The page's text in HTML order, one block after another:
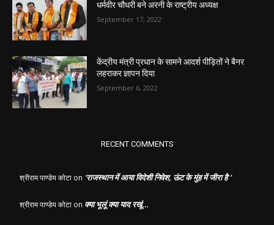
धर्मवीर चौधरी बने अरनी के राष्ट्रीय अध्यक्ष
September 17, 2022
केंद्रीय मंत्री प्रधान के सामने आदर्श पीड़ितों ने बैनर
लहराकर ज्ञापन दिया
September 6, 2022
RECENT COMMENTS
श्रीराम पाण्डेय कोटा on ‘राजस्थान में आया विदेशी निवेश, ऊंट के मुंह में जीरा है ‘
श्रीराम पाण्डेय कोटा on क्या भूलूं क्या याद रखूं…